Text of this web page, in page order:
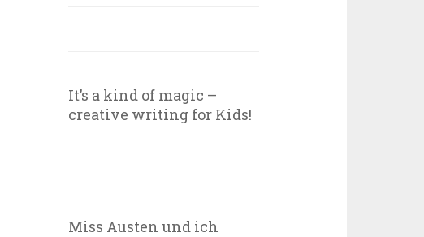
It’s a kind of magic –
creative writing for Kids!
Miss Austen und ich